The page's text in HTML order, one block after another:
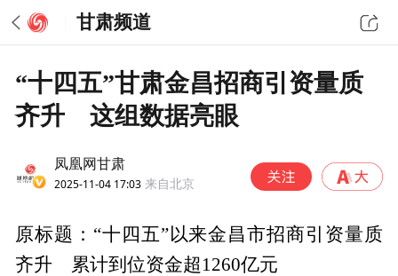
甘肃频道
“十四五”甘肃金昌招商引资量质
齐升 这组数据亮眼
凤凰网甘肃
2025-11-04 17:03 来自北京
原标题：“十四五”以来金昌市招商引资量质
齐升 累计到位资金超1260亿元